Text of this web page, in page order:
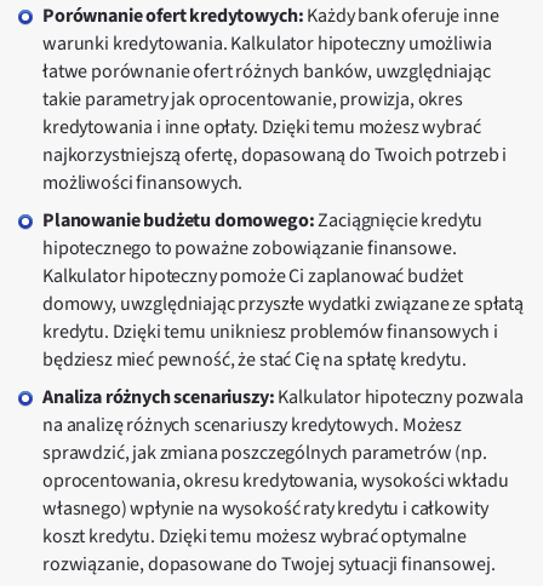
Porównanie ofert kredytowych:Każdy bank oferuje inne
warunki kredytowania. Kalkulator hipoteczny umożliwia
łatwe porównanie ofert różnych banków, uwzględniając
takie parametry jak oprocentowanie, prowizja, okres
kredytowania i inne opłaty. Dzięki temu możesz wybrać
najkorzystniejszą ofertę, dopasowaną do Twoich potrzeb i
możliwości finansowych.
Planowanie budżetu domowego:Zaciągnięcie kredytu
hipotecznego to poważne zobowiązanie finansowe.
Kalkulator hipoteczny pomoże Ci zaplanować budżet
domowy, uwzględniając przyszłe wydatki związane ze spłatą
kredytu. Dzięki temu unikniesz problemów finansowych i
będziesz mieć pewność, że stać Cię na spłatę kredytu.
Analiza różnych scenariuszy:Kalkulator hipoteczny pozwala
na analizę różnych scenariuszy kredytowych. Możesz
sprawdzić, jak zmiana poszczególnych parametrów (np.
oprocentowania, okresu kredytowania, wysokości wkładu
własnego) wpłynie na wysokość raty kredytu i całkowity
koszt kredytu. Dzięki temu możesz wybrać optymalne
rozwiązanie, dopasowane do Twojej sytuacji finansowej.